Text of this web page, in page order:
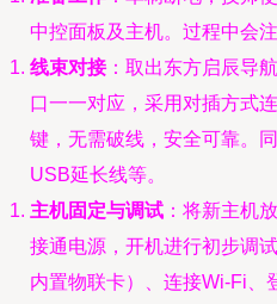
中控面板及主机。过程中会
线束对接：取出东方启辰导
口一一对应，采用对插方式
键，无需破线，安全可靠。
USB延长线等。
主机固定与调试 ：将新主机
接通电源，开机进行初步调
内置物联卡）、连接Wi-Fi、